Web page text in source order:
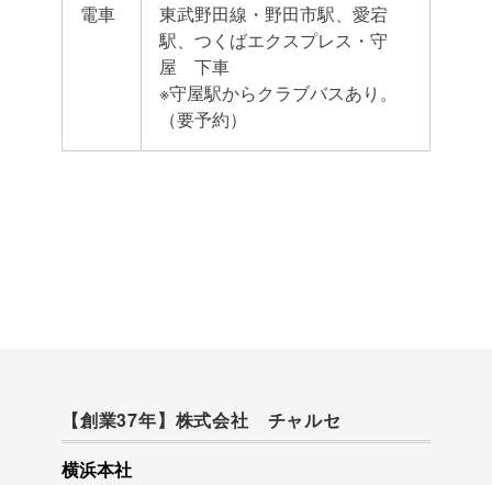
電車
東武野田線・野田市駅、愛宕
駅、つくばエクスプレス・守
屋 下車
※守屋駅からクラブバスあり。
（要予約）
【創業37年】株式会社 チャルセ
横浜本社